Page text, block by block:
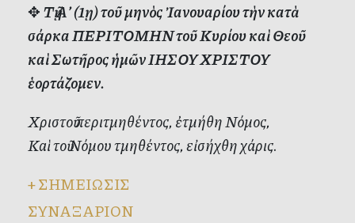
✥Τῇ Α’ (1ῃ) τοῦ μηνὸς Ἰανουαρίου τὴν κατὰ
σάρκα ΠΕΡΙΤΟΜΗΝ τοῦ Κυρίου καὶ Θεοῦ
καὶ Σωτῆρος ἡμῶν ΙΗΣΟΥ ΧΡΙΣΤΟΥ
ἑορτάζομεν.
Χριστοῦ περιτμηθέντος, ἐτμήθη Νόμος,
Καὶ τοῦ Νόμου τμηθέντος, εἰσήχθη χάρις.
+ΣΗΜΕΙΩΣΙΣ
ΣΥΝΑΞΑΡΙΟΝ